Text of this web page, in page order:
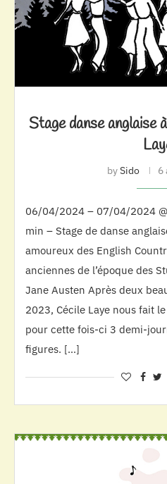
Stage danse anglaise
bySido 6
06/04/2024 – 07/04/2024
min – Stage de danse
amoureux des English
anciennes de l’époque des
Jane Austen Après deux
2023, Cécile Laye nous fait
pour cette fois-ci 3 demi-
figures. […]